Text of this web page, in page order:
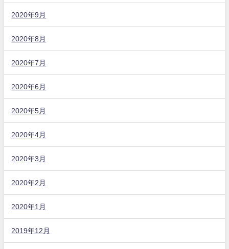
2020年9月
2020年8月
2020年7月
2020年6月
2020年5月
2020年4月
2020年3月
2020年2月
2020年1月
2019年12月